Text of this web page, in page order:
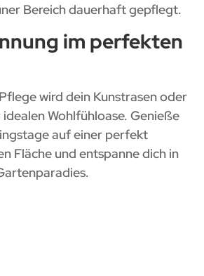
Bereich dauerhaft gepflegt.
im perfekten
wird dein Kunstrasen oder
Wohlfühloase. Genieße
auf einer perfekt
Fläche und entspanne dich in